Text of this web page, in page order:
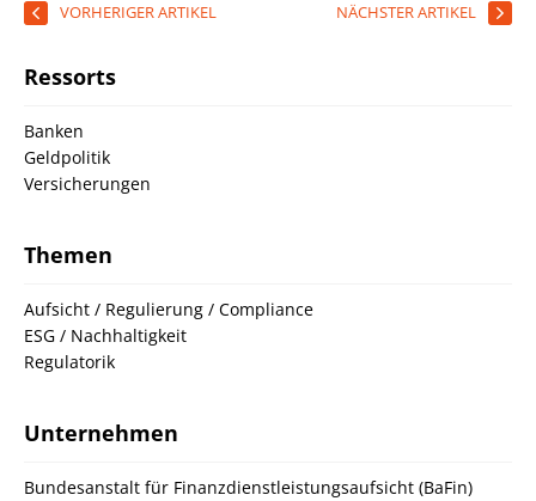
VORHERIGER ARTIKEL NÄCHSTER ARTIKEL
Ressorts
Banken
Geldpolitik
Versicherungen
Themen
Aufsicht / Regulierung / Compliance
ESG / Nachhaltigkeit
Regulatorik
Unternehmen
Bundesanstalt für Finanzdienstleistungsaufsicht (BaFin)